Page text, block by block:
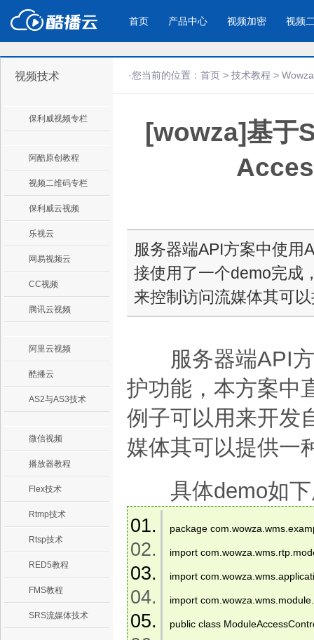
首页 产品中心
产品与新功能
视频加密防下载防录屏
防下载/防盗录/防录屏/防篡改
酷播云 | 企
免费稳定无广
视频加密 视频
应用场景
企业宣传
企业视频宣传，提升企业形象
产品宣传
通过视频来展示
色
个人网站
为个人网站、博客论坛，添加视频
视频技术
保利威视频专栏
阿酷原创教程
视频二维码专栏
保利威云视频
乐视云
网易视频云
CC视频
腾讯云视频
阿里云视频
酷播云
AS2与AS3技术
微信视频
播放器教程
Flex技术
Rtmp技术
Rtsp技术
RED5教程
FMS教程
SRS流媒体技术
·您当前的位置： 首页 > 技术教程 >
[wowza]基于
服务器端API方案中使用
接使用了一个demo完成
来控制访问流媒体其可
服务器端API方
护功能，本方案中
例子可以用来开发
媒体其可以提供一
具体demo如下
package
import
import
import
public class